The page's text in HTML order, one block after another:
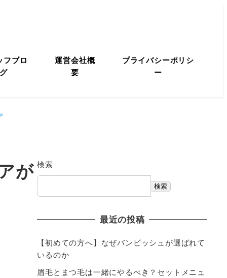
フブロ
グ
運営会社概
要
プライバシーポリシ
ー
が 検索
検索
最近の投稿
【初めての方へ】なぜバンビッシュが選ばれて
いるのか
眉毛とまつ毛は一緒にやるべき？セットメニュ